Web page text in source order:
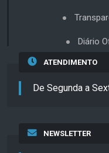
Diário
ATENDIMENTO
De Segunda a
NEWSLETTER